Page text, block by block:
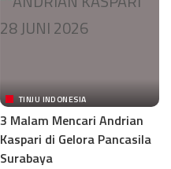
TINJU INDONESIA
3 Malam Mencari Andrian
Kaspari di Gelora Pancasila
Surabaya